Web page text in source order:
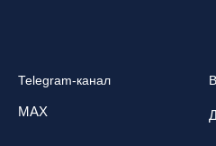
Telegram-канал
MAX